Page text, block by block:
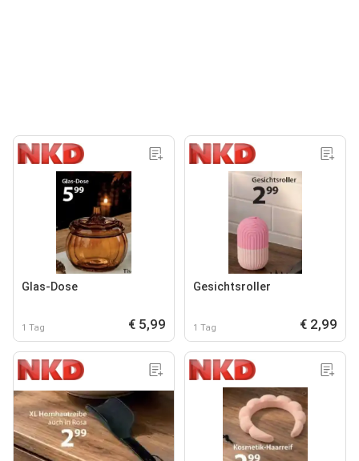
Glas-Dose
1 Tag € 5,99
Gesichtsroller
1 Tag € 2,99